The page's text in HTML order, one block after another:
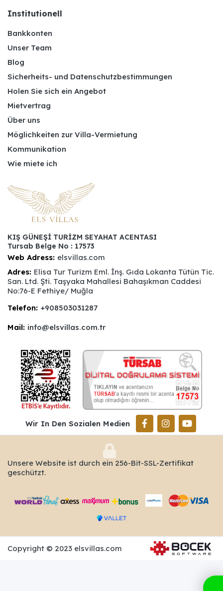
Institutionell
Bankkonten
Unser Team
Blog
Sicherheits- und Datenschutzbestimmungen
Holen Sie sich ein Angebot
Mietvertrag
Über uns
Möglichkeiten zur Villa-Vermietung
Kommunikation
Wie miete ich
KIŞ GÜNEŞİ TURİZM SEYAHAT ACENTASI
Tursab Belge No : 17573
Web Adress: elsvillas.com
Adres: Elisa Tur Turizm Eml. İnş. Gıda Lokanta Tütün Tic.
San. Ltd. Şti. Taşyaka Mahallesi Bahaşıkman Caddesi
No:76-E Fethiye/ Muğla
Telefon: +908503031287
Mail: info@elsvillas.com.tr
Wir In Den Sozialen Medien
Unsere Website ist durch ein 256-Bit-SSL-Zertifikat
geschützt.
Copyright © 2023 elsvillas.com